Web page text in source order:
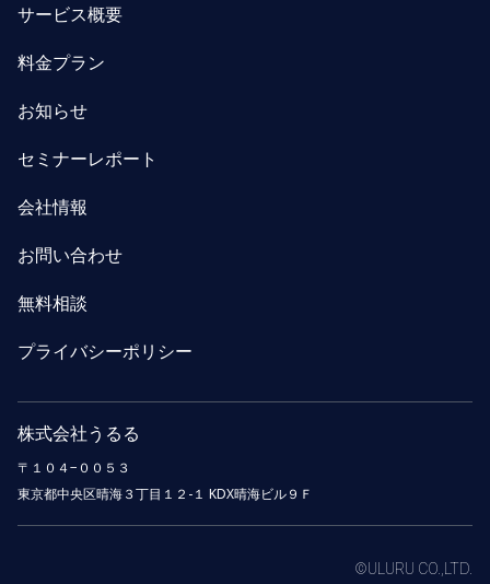
株式会社うるる
〒１０４−００５３
東京都中央区晴海３丁目１２-１ KDX晴海ビル９Ｆ
©ULURU CO.,LTD.
サービス概要
料金プラン
お知らせ
セミナーレポート
会社情報
お問い合わせ
無料相談
プライバシーポリシー